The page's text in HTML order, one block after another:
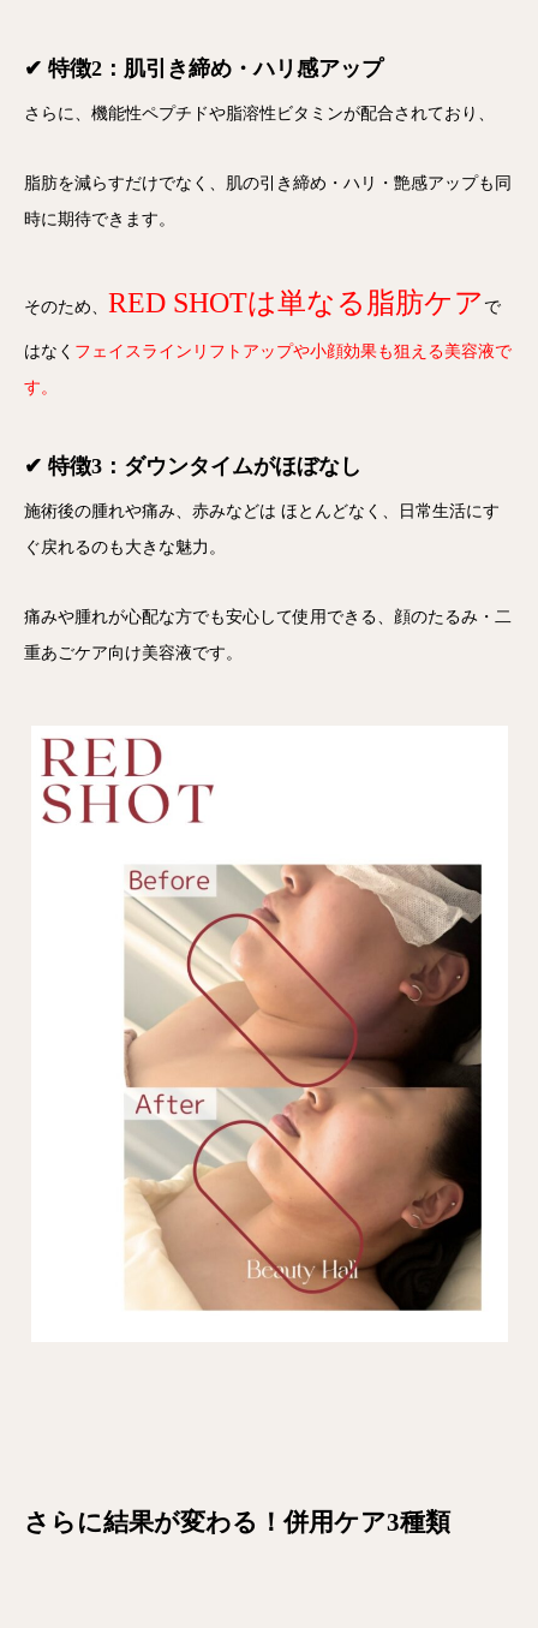
✔ 特徴2：肌引き締め・ハリ感アップ
さらに、 機能性ペプチドや脂溶性ビタミンが配合されており、
脂肪を減らすだけでなく、 肌の引き締め・ハリ・艶感アップも同
時に期待できます。
そのため、 RED SHOTは単なる脂肪ケア で
はなく フェイスラインリフトアップや小顔効果も狙える美容液で
す。
✔ 特徴3：ダウンタイムがほぼなし
施術後の腫れや痛み、赤みなどは ほとんどなく、日常生活にす
ぐ戻れるのも大きな魅力。
痛みや腫れが心配な方でも安心して使用できる、 顔のたるみ・二
重あごケア向け美容液です。
さらに結果が変わる！併用ケア3種類